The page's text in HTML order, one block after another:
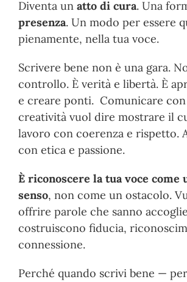
Diventa un atto di cura. Una
presenza. Un modo per essere
pienamente, nella tua voce.
Scrivere bene non è una gara.
controllo. È verità e libertà. È
e creare ponti. Comunicare
creatività vuol dire mostrare il
lavoro con coerenza e rispetto.
con etica e passione.
È riconoscere la tua voce come
senso, non come un ostacolo.
offrire parole che sanno
costruiscono fiducia,
connessione.
Perché quando scrivi bene —